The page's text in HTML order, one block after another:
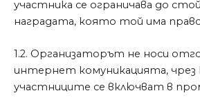
участника се ограничава до
наградата, която той има право
1.2. Организаторът не носи
интернет комуникацията, чрез
участниците се включват в